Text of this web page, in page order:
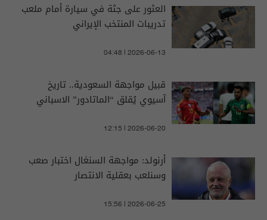
العثور على جثة في سيارة أمام ملعب
تدريبات المنتخب الإيراني
04:48 | 2026-06-13
قبيل مواجهة السعودية.. تاريخ
آسيوي يُقلق “الماتادور” الاسباني
12:15 | 2026-06-20
أرنولد: مواجهة السنغال اختبار صعب
وسنلعب بعقلية الانتصار
15:56 | 2026-06-25